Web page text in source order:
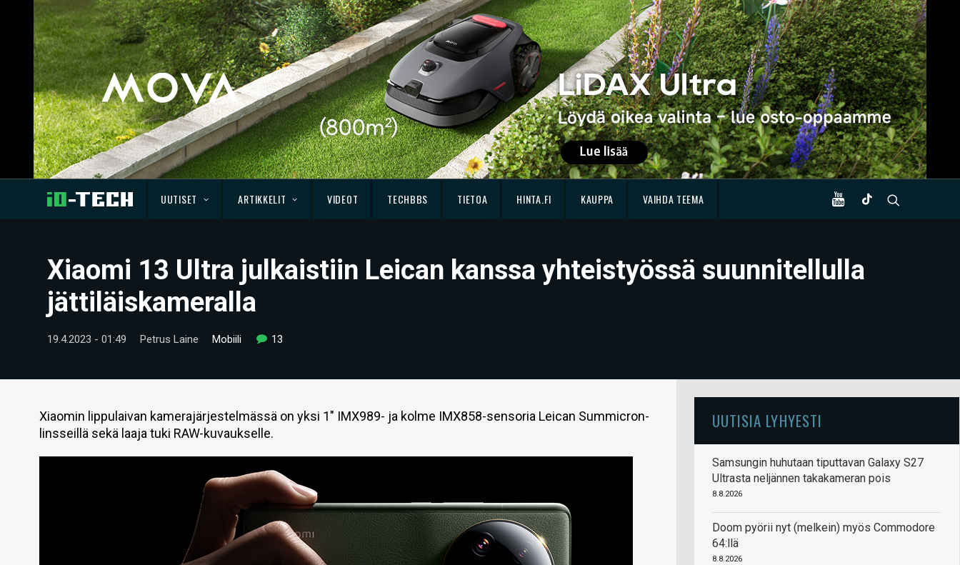
UUTISET ARTIKKELIT VIDEOT TECHBBS TIETOA HINTA.FI KAUPPA VAIHDA TEEMA
Xiaomi 13 Ultra julkaistiin Leican kanssa yhteistyössä suunnitellulla
jättiläiskameralla
19.4.2023 - 01:49 Petrus Laine Mobiili 13
Xiaomin lippulaivan kamerajärjestelmässä on yksi 1" IMX989- ja kolme IMX858-sensoria Leican Summicron-
linsseillä sekä laaja tuki RAW-kuvaukselle.
UUTISIA LYHYESTI
Samsungin huhutaan tiputtavan Galaxy S27
Ultrasta neljännen takakameran pois
8.8.2026
Doom pyörii nyt (melkein) myös Commodore
64:llä
8.8.2026